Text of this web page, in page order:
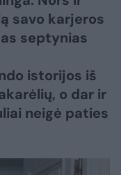
savo karjeros
septynias
istorijos iš
o dar ir
neigė paties